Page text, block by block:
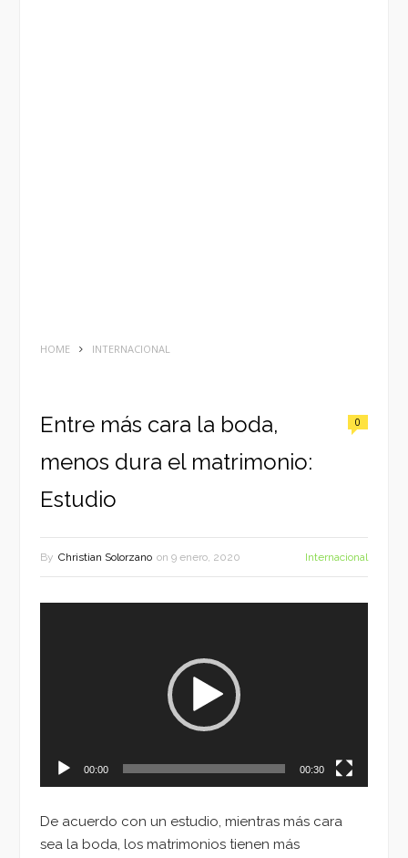
HOME INTERNACIONAL
Entre más cara la boda,
menos dura el matrimonio:
Estudio
0
By Christian Solorzano on 9 enero, 2020 Internacional
00:00 00:30
De acuerdo con un estudio, mientras más cara
sea la boda, los matrimonios tienen más